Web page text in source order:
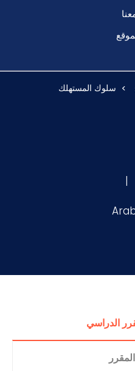
سلوك المستهلك
|
الدراسي